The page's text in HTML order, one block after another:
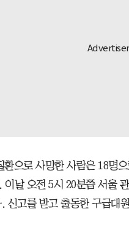
환으로 사망한 사람은 18명
이날 오전 5시 20분쯤 서울
신고를 받고 출동한 구급대